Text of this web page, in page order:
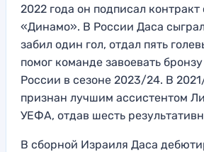
2022 года он подписал
«Динамо». В России Даса
забил один гол, отдал пять
помог команде завоевать
России в сезоне 2023/24. В
признан лучшим ассистентом
УЕФА, отдав шесть
В сборной Израиля Даса